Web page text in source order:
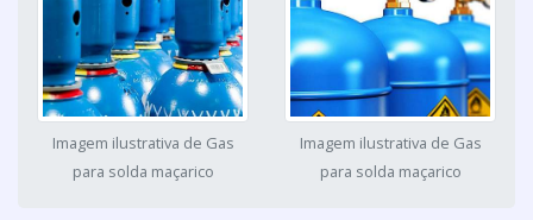
Imagem ilustrativa de Gas
para solda maçarico
Imagem ilustrativa de Gas
para solda maçarico